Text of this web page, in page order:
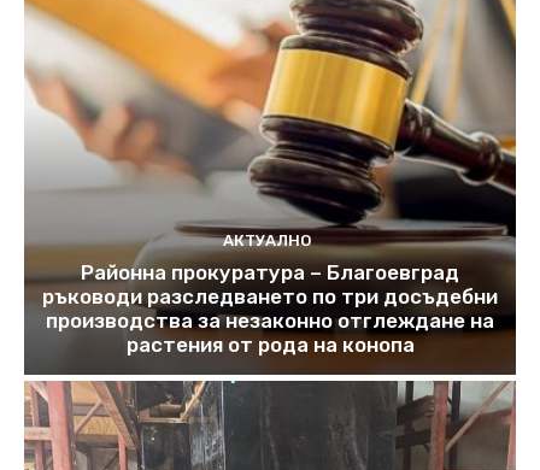
АКТУАЛНО
Районна прокуратура – Благоевград
ръководи разследването по три досъдебни
производства за незаконно отглеждане на
растения от рода на конопа